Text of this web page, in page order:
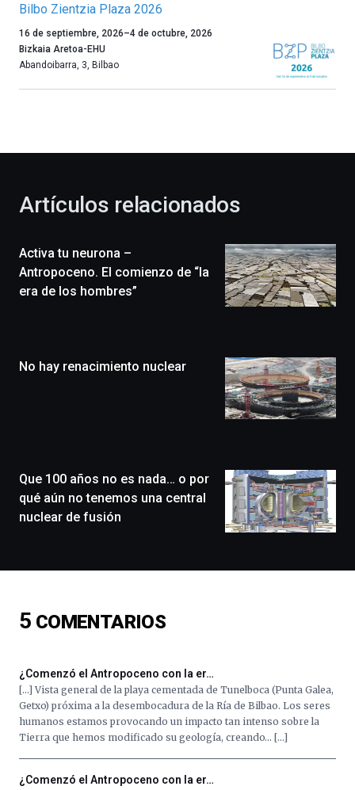
Bilbo Zientzia Plaza 2026
Un
año
más,
celebración
novena
edición
de
un
monólogos,
exposiciones,
conferencias,
docufórums
de
16
4
de
octubre.
iniciativa,
organizada
por
16 de septiembre, 2026–4 de octubre, 2026
Bizkaia Aretoa-EHU
Abandoibarra, 3, Bilbao
Artículos relacionados
Activa tu neurona –
Antropoceno. El comienzo de “la
era de los hombres”
No hay renacimiento nuclear
Que 100 años no es nada… o por
qué aún no tenemos una central
nuclear de fusión
5 COMENTARIOS
¿Comenzó el Antropoceno con la er…
[…] Vista general de la playa cementada de Tunelboca (Punta Galea,
Getxo) próxima a la desembocadura de la Ría de Bilbao. Los seres
humanos estamos provocando un impacto tan intenso sobre la
Tierra que hemos modificado su geología, creando… […]
¿Comenzó el Antropoceno con la er…